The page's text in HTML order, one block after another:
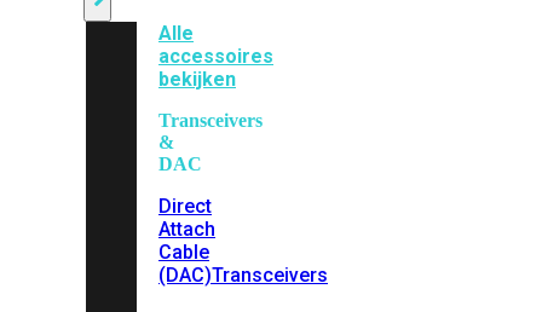
Alle
accessoires
bekijken
Transceivers
&
DAC
Direct
Attach
Cable
(DAC)Transceivers